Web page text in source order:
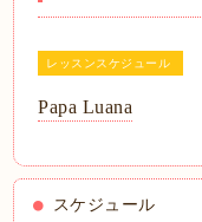
レッスンスケジュール
Papa Luana
スケジュール